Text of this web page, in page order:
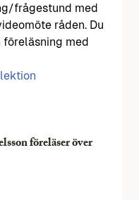
frågestund med
råden. Du
föreläsning med
föreläser över